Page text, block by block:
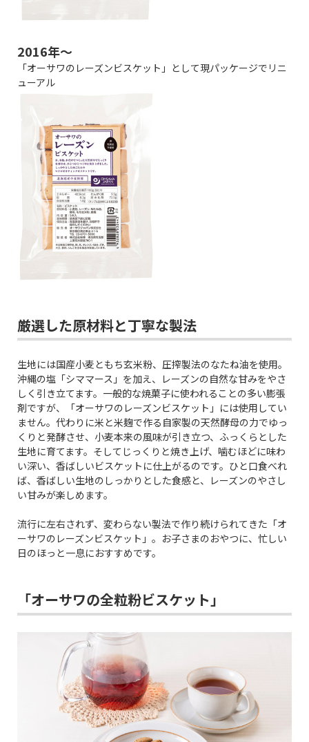
2016年～
「オーサワのレーズンビスケット」として現パッケージでリニ
ューアル
厳選した原材料と丁寧な製法
生地には国産小麦ともち玄米粉、圧搾製法のなたね油を使用。
沖縄の塩「シママース」を加え、レーズンの自然な甘みをやさ
しく引き立てます。一般的な焼菓子に使われることの多い膨張
剤ですが、「オーサワのレーズンビスケット」には使用してい
ません。代わりに米と米麹で作る自家製の天然酵母の力でゆっ
くりと発酵させ、小麦本来の風味が引き立つ、ふっくらとした
生地に育てます。そしてじっくりと焼き上げ、噛むほどに味わ
い深い、香ばしいビスケットに仕上がるのです。ひと口食べれ
ば、香ばしい生地のしっかりとした食感と、レーズンのやさし
い甘みが楽しめます。
流行に左右されず、変わらない製法で作り続けられてきた「オ
ーサワのレーズンビスケット」。お子さまのおやつに、忙しい
日のほっと一息におすすめです。
「オーサワの全粒粉ビスケット」